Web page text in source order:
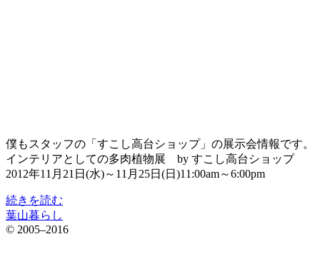
僕もスタッフの「すこし高台ショップ」の展示会情報です。
インテリアとしての多肉植物展 by すこし高台ショップ
2012年11月21日(水)～11月25日(日)11:00am～6:00pm
続きを読む
葉山暮らし
© 2005–2016